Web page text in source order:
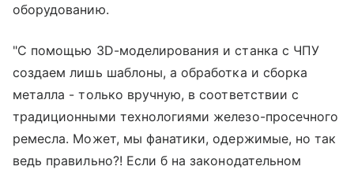
оборудованию.
"С помощью 3D-моделирования и станка с ЧПУ
создаем лишь шаблоны, а обработка и сборка
металла - только вручную, в соответствии с
традиционными технологиями железо-просечного
ремесла. Может, мы фанатики, одержимые, но так
ведь правильно?! Если б на законодательном